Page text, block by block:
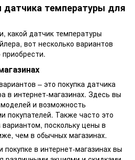
датчика температуры для
какой датчик температуры
вот несколько вариантов
– это покупка датчика
в интернет-магазинах. Здесь вы
и возможность
покупателей. Также часто это
поскольку цены в
чем в обычных магазинах.
в интернет-магазинах вы